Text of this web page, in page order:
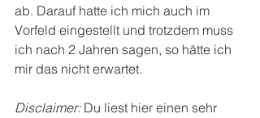
ab. Darauf hatte ich mich auch im
Vorfeld eingestellt und trotzdem muss
ich nach 2 Jahren sagen, so hätte ich
mir das nicht erwartet.
Disclaimer: Du liest hier einen sehr